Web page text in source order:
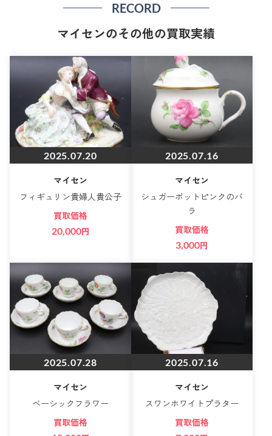
RECORD
マイセンのその他の買取実績
2025.07.20
マイセン
フィギュリン貴婦人貴公子
買取価格
20,000円
2025.07.16
マイセン
シュガーポットピンクのバ
ラ
買取価格
3,000円
2025.07.28
マイセン
ベーシックフラワー
買取価格
2025.07.16
マイセン
スワンホワイトプラター
買取価格